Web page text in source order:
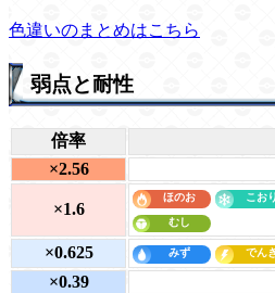
色違いのまとめはこちら
弱点と耐性
倍率
×2.56
×1.6
×0.625
×0.39